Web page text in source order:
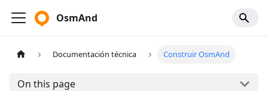
OsmAnd
Documentación técnica Construir OsmAnd
On this page